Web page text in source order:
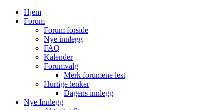
Hjem
Forum
Forum forside
Nye innlegg
FAQ
Kalender
Forumvalg
Merk forumene lest
Hurtige lenker
Dagens innlegg
Nye Innlegg